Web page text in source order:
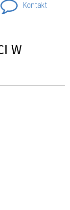
Kontakt
W